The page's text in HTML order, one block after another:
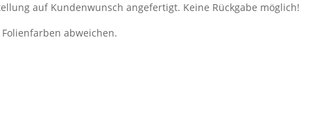
auf Kundenwunsch angefertigt. Keine Rückgabe möglich!
abweichen.